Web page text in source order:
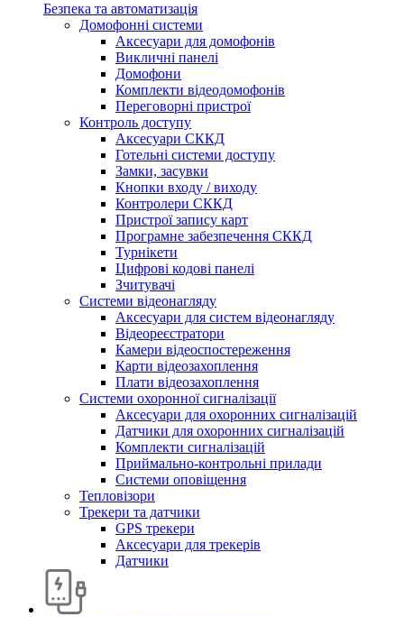
Безпека та автоматизація
Домофонні системи
Аксесуари для домофонів
Викличні панелі
Домофони
Комплекти відеодомофонів
Переговорні пристрої
Контроль доступу
Аксесуари СККД
Готельні системи доступу
Замки, засувки
Кнопки входу / виходу
Контролери СККД
Пристрої запису карт
Програмне забезпечення СККД
Турнікети
Цифрові кодові панелі
Зчитувачі
Системи відеонагляду
Аксесуари для систем відеонагляду
Відеореєстратори
Камери відеоспостереження
Карти відеозахоплення
Плати відеозахоплення
Системи охоронної сигналізації
Аксесуари для охоронних сигналізацій
Датчики для охоронних сигналізацій
Комплекти сигналізацій
Приймально-контрольні прилади
Системи оповіщення
Тепловізори
Трекери та датчики
GPS трекери
Аксесуари для трекерів
Датчики